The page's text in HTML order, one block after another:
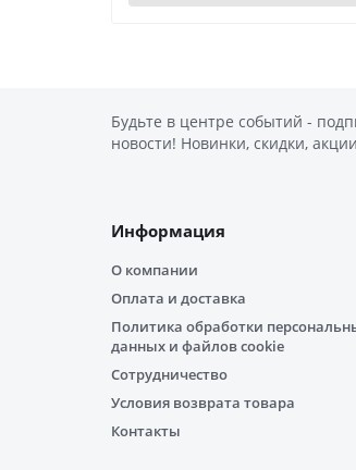
Будьте в центре событий -
новости! Новинки, скидки,
Информация
О компании
Оплата и доставка
Политика обработки
данных и файлов cookie
Сотрудничество
Условия возврата товара
Контакты